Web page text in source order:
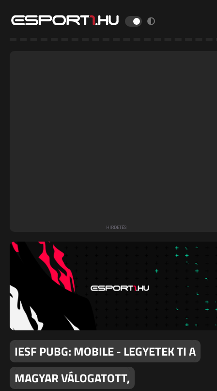
IESF PUBG: MOBILE - LEGYETEK TI A
MAGYAR VÁLOGATOTT,